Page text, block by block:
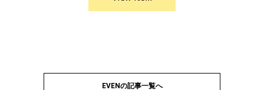
EVENの記事一覧へ